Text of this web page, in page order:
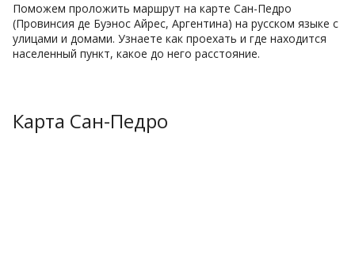
Поможем проложить маршрут на карте Сан-Педро
(Провинсия де Буэнос Айрес, Аргентина) на русском языке с
улицами и домами. Узнаете как проехать и где находится
населенный пункт, какое до него расстояние.
Карта Сан-Педро